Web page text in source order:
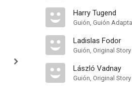
Harry Tugend
Guión, Guión
Ladislas Fodor
Guión, Original Story
László Vadnay
Guión, Original Story